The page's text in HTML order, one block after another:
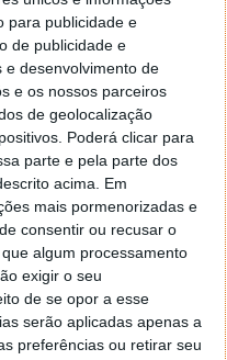
para publicidade e
de publicidade e
e desenvolvimento de
e os nossos parceiros
de geolocalização
Poderá clicar para
parte e pela parte dos
acima. Em
mais pormenorizadas e
consentir ou recusar o
algum processamento
exigir o seu
de se opor a esse
serão aplicadas apenas a
preferências ou retirar seu
um encontro
o Sims a
ar livre com
e astuto. O
na segurança do seu
coleção que oferece
para uma noite de